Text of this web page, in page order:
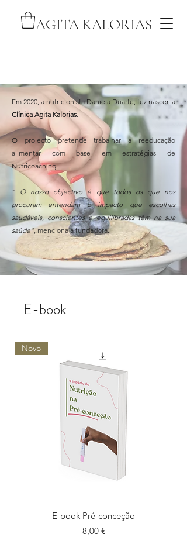
AGITA KALORIAS
Em 2020, a nutricionista Daniela Duarte, fez nascer, a
Clínica Agita Kalorias .
O projecto pretende trabalhar a reeducação
alimentar com base em estratégias de
Nutricoaching.
" O nosso objectivo é que todos os que nos
procuram entendam o impacto que escolhas
saudáveis, conscientes e equilibradas têm na sua
saúde", menciona a fundadora.
E-book
Novo
E-book Pré-conceção
Preço
8,00 €